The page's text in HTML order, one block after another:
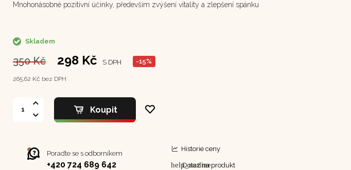
Mnohonásobné pozitivní účinky, především zvýšení vitality a zlepšení spánku
Skladem
350 Kč 298 Kč S DPH -15%
265,62 Kč bez DPH
Koupit
Poraďte se s odborníkem
+420 724 689 642
Historie ceny
help_outline
Dotaz na produkt